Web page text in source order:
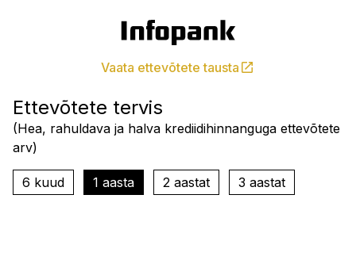
Vaata ettevõtete tausta
Ettevõtete tervis
(Hea, rahuldava ja halva krediidihinnanguga ettevõtete
arv)
6 kuud 1 aasta 2 aastat 3 aastat